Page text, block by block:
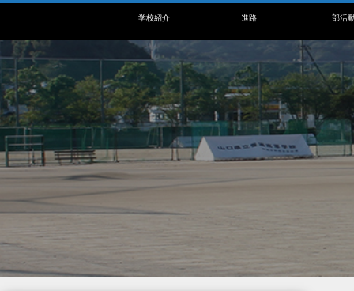
学校紹介 進路 部活